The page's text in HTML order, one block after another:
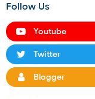
Follow Us
Youtube
Twitter
Blogger